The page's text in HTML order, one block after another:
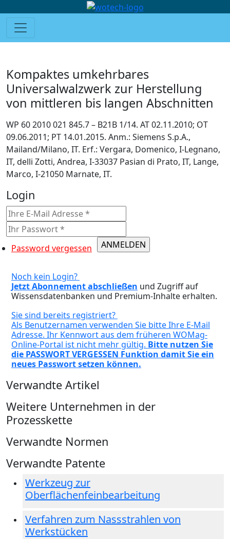
Kompaktes umkehrbares
Universalwalzwerk zur Herstellung
von mittleren bis langen Abschnitten
WP 60 2010 021 845.7 – B21B 1/14. AT 02.11.2010; OT
09.06.2011; PT 14.01.2015. Anm.: Siemens S.p.A.,
Mailand/Milano, IT. Erf.: Vergara, Domenico, I-Legnano,
IT, delli Zotti, Andrea, I-33037 Pasian di Prato, IT, Lange,
Marco, I-21050 Marnate, IT.
Login
Password vergessen
Noch kein Login?
Jetzt Abonnement abschließen
Wissensdatenbanken und Premium-Inhalte erhalten.
Sie sind bereits registriert?
Als Benutzernamen verwenden Sie bitte Ihre E-Mail
Adresse. Ihr Kennwort aus dem früheren WOMag-
Online-Portal ist nicht mehr gültig. Bitte nutzen Sie
die PASSWORT VERGESSEN Funktion damit Sie ein
neues Passwort setzen können.
Verwandte Artikel
Weitere Unternehmen in der
Prozesskette
Verwandte Normen
Verwandte Patente
Werkzeug zur
Oberflächenfeinbearbeitung
Verfahren zum Nassstrahlen von
Werkstücken